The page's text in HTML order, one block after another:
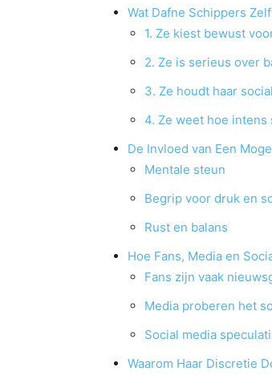
Wat Dafne Schippers
1. Ze kiest bewust
2. Ze is serieus over
3. Ze houdt haar
4. Ze weet hoe
De Invloed van Een
Mentale steun
Begrip voor druk en
Rust en balans
Hoe Fans, Media en
Fans zijn vaak
Media proberen het
Social media
Waarom Haar Discretie